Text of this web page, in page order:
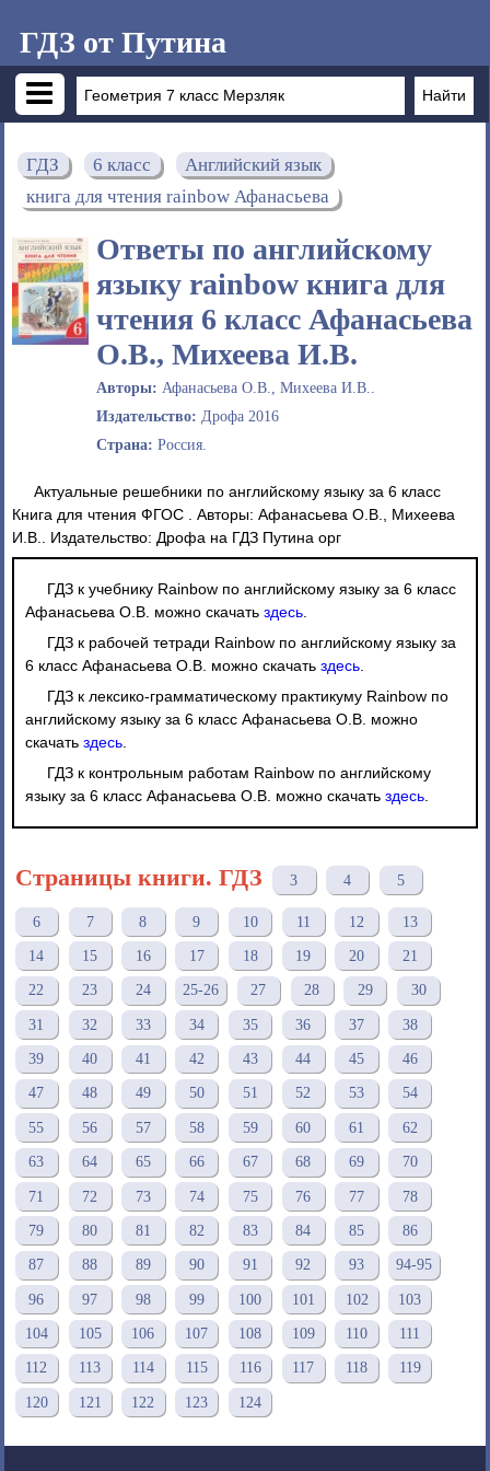
ГДЗ от Путина
ГДЗ 6 класс
Английский язык
книга для чтения rainbow Афанасьева
Ответы по английскому
языку rainbow книга для
чтения 6 класс Афанасьева
О.В., Михеева И.В.
Авторы: Афанасьева О.В., Михеева И.В..
Издательство: Дрофа 2016
Страна: Россия.
Актуальные решебники по английскому языку за 6 класс
Книга для чтения ФГОС . Авторы: Афанасьева О.В., Михеева
И.В.. Издательство: Дрофа на ГДЗ Путина орг
ГДЗ к учебнику Rainbow по английскому языку за 6 класс
Афанасьева О.В. можно скачать здесь
ГДЗ к рабочей тетради Rainbow по английскому языку за
6 класс Афанасьева О.В. можно скачать здесь
ГДЗ к лексико-грамматическому практикуму Rainbow по
английскому языку за 6 класс Афанасьева О.В. можно
скачать здесь
ГДЗ к контрольным работам Rainbow по английскому
языку за 6 класс Афанасьева О.В. можно скачать здесь
Страницы книги. ГДЗ 3 4 5
6 7 8 9 10 11 12 13
14 15 16 17 18 19 20 21
22 23 24 25-26 27 28 29 30
31 32 33 34 35 36 37 38
39 40 41 42 43 44 45 46
47 48 49 50 51 52 53 54
55 56 57 58 59 60 61 62
63 64 65 66 67 68 69 70
71 72 73 74 75 76 77 78
79 80 81 82 83 84 85 86
87 88 89 90 91 92 93 94-95
96 97 98 99 100 101 102 103
104 105 106 107 108 109 110 111
112 113 114 115 116 117 118 119
120 121 122 123 124